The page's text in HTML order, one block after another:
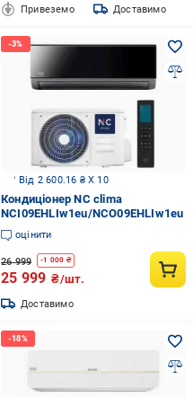
Привеземо Доставимо
Від 2 600.16 ₴ X 10
Кондиціонер NC clima
NCI09EHLIw1eu/NCO09EHLIw1eu
оцінити
26 999 -1 000 ₴
25 999 ₴/шт.
Доставимо